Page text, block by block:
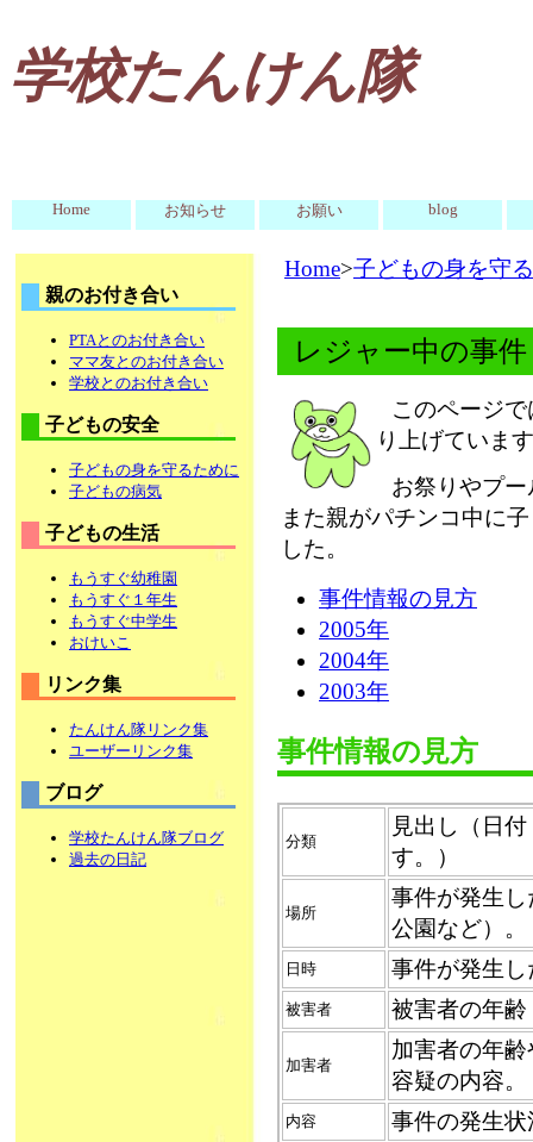
学校たんけん隊
Home お知らせ お願い blog
親のお付き合い
PTAとのお付き合い
ママ友とのお付き合い
学校とのお付き合い
子どもの安全
子どもの身を守るために
子どもの病気
子どもの生活
もうすぐ幼稚園
もうすぐ１年生
もうすぐ中学生
おけいこ
リンク集
たんけん隊リンク集
ユーザーリンク集
ブログ
学校たんけん隊ブログ
過去の日記
Home>子どもの身を守
レジャー中の事件
このページ
り上げていま
お祭りやプ
また親がパチンコ中に
した。
事件情報の見方
2005年
2004年
2003年
事件情報の見方
分類
見出し（日
す。）
場所
事件が発生
公園など）。
日時 事件が発生
被害者 被害者の年
加害者
加害者の年
容疑の内容。
内容 事件の発生